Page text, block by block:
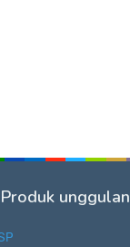
Produk unggulan